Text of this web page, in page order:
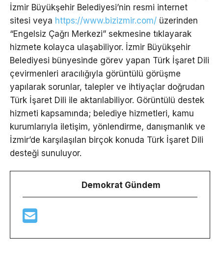
İzmir Büyükşehir Belediyesi’nin resmi internet
sitesi veya https://www.bizizmir.com/ üzerinden
“Engelsiz Çağrı Merkezi” sekmesine tıklayarak
hizmete kolayca ulaşabiliyor. İzmir Büyükşehir
Belediyesi bünyesinde görev yapan Türk İşaret Dili
çevirmenleri aracılığıyla görüntülü görüşme
yapılarak sorunlar, talepler ve ihtiyaçlar doğrudan
Türk İşaret Dili ile aktarılabiliyor. Görüntülü destek
hizmeti kapsamında; belediye hizmetleri, kamu
kurumlarıyla iletişim, yönlendirme, danışmanlık ve
İzmir’de karşılaşılan birçok konuda Türk İşaret Dili
desteği sunuluyor.
Demokrat Gündem